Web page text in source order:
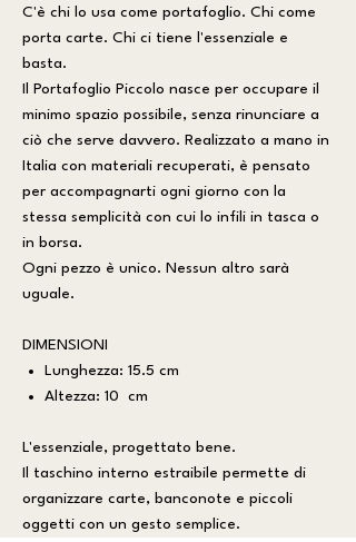
C'è chi lo usa come portafoglio. Chi come
porta carte. Chi ci tiene l'essenziale e
basta.
Il Portafoglio Piccolo nasce per occupare il
minimo spazio possibile, senza rinunciare a
ciò che serve davvero. Realizzato a mano in
Italia con materiali recuperati, è pensato
per accompagnarti ogni giorno con la
stessa semplicità con cui lo infili in tasca o
in borsa.
Ogni pezzo è unico. Nessun altro sarà
uguale.
DIMENSIONI
Lunghezza: 15.5 cm
Altezza: 10 cm
L'essenziale, progettato bene.
Il taschino interno estraibile permette di
organizzare carte, banconote e piccoli
oggetti con un gesto semplice.